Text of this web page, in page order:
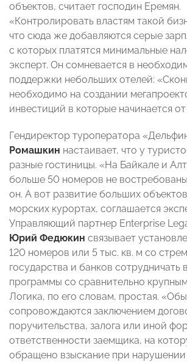
объектов, считает господин Еремян.
«Контролировать властям такой
что сюда же добавляются серые
с которых платятся минимальные
эксперт. Он сомневается в
поддержки небольших отелей:
необходимо на создании
инвестиций в которые начинается
Гендиректор туроператора
Ромашкин настаивает, что у
разные гостиницы. «На Байкале и
больше 50 номеров не
он. А вот развитие больших
морских курортах, соглашается
Управляющий партнер Enterprise
Юрий Федюкин связывает
120 номеров или 5 тыс. кв. м со
государства и банков сотрудничать
программы со сравнительно
Логика, по его словам, простая.
сопровождаются заключением
поручительства, залога или иной
ответственности заемщика, на
обращено взыскание при нарушении